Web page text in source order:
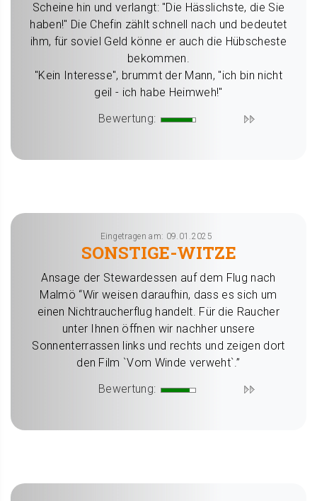
Scheine hin und verlangt: "Die Hässlichste, die Sie
haben!" Die Chefin zählt schnell nach und bedeutet
ihm, für soviel Geld könne er auch die Hübscheste
bekommen.
"Kein Interesse", brummt der Mann, "ich bin nicht
geil - ich habe Heimweh!"
Bewertung:
Eingetragen am: 09.01.2025
SONSTIGE-WITZE
Ansage der Stewardessen auf dem Flug nach
Malmö “Wir weisen daraufhin, dass es sich um
einen Nichtraucherflug handelt. Für die Raucher
unter Ihnen öffnen wir nachher unsere
Sonnenterrassen links und rechts und zeigen dort
den Film `Vom Winde verweht`.”
Bewertung: